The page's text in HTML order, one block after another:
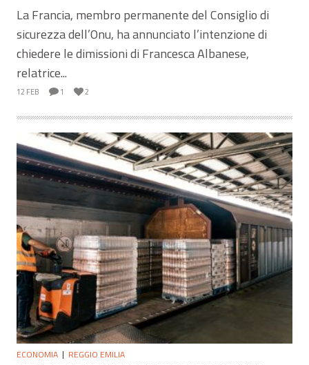
La Francia, membro permanente del Consiglio di
sicurezza dell’Onu, ha annunciato l’intenzione di
chiedere le dimissioni di Francesca Albanese,
relatrice...
12 FEB 1 2
ECONOMIA REGGIO EMILIA